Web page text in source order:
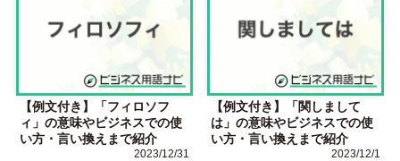
【例文付き】「フィロソフ
ィ」の意味やビジネスでの使
い方・言い換えまで紹介
2023/12/31
【例文付き】「関しまして
は」の意味やビジネスでの使
い方・言い換えまで紹介
2023/12/1